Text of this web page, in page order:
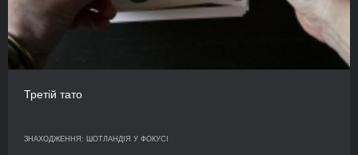
Третій тато
ЗНАХОДЖЕННЯ: ШОТЛАНДІЯ У ФОКУСІ